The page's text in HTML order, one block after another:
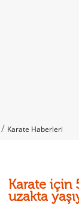
Karate Haberleri
Karate için
uzakta